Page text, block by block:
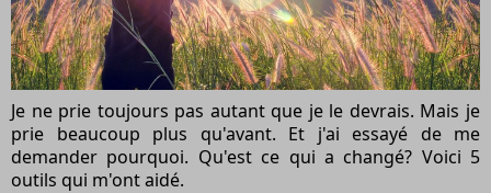
Je ne prie toujours pas autant que je le devrais. Mais je
prie beaucoup plus qu'avant. Et j'ai essayé de me
demander pourquoi. Qu'est ce qui a changé? Voici 5
outils qui m'ont aidé.